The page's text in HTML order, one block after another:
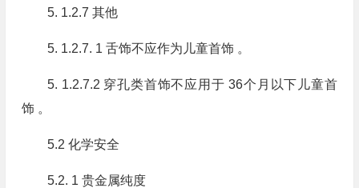
5. 1.2.7 其他
5. 1.2.7. 1 舌饰不应作为儿童首饰 。
5. 1.2.7.2 穿孔类首饰不应用于 36个月以下儿童首
饰 。
5.2 化学安全
5.2. 1 贵金属纯度